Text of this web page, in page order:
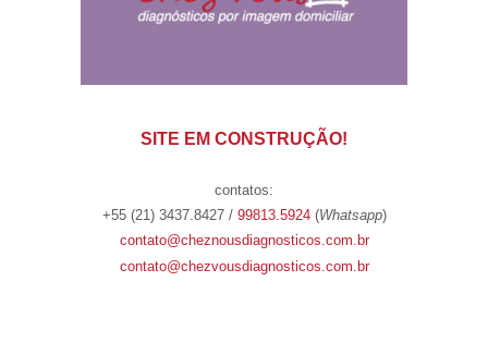
SITE EM CONSTRUÇÃO!
contatos:
+55 (21) 3437.8427 / 99813.5924(Whatsapp)
contato@cheznousdiagnosticos.com.br
contato@chezvousdiagnosticos.com.br